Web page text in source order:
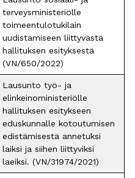
terveysministeriölle
toimeentulotukilain
uudistamiseen liittyvästä
hallituksen esityksestä
(VN/650/2022)
Lausunto työ- ja
elinkeinoministeriölle
hallituksen esitykseen
eduskunnalle kotoutumisen
edistämisestä annetuksi
laiksi ja siihen liittyviksi
laeiksi. (VN/31974/2021)